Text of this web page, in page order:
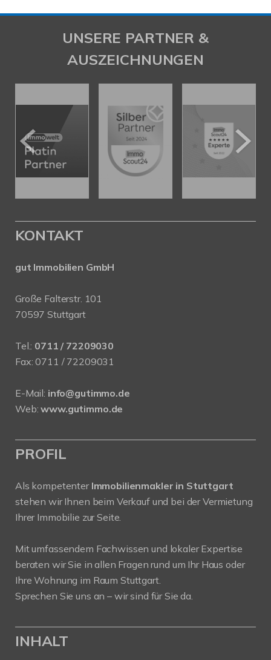
UNSERE PARTNER &
AUSZEICHNUNGEN
KONTAKT
gut Immobilien GmbH
Große Falterstr. 101
70597 Stuttgart
Tel.: 0711 / 72209030
Fax: 0711 / 72209031
E-Mail: info@gutimmo.de
Web:www.gutimmo.de
PROFIL
Als kompetenter Immobilienmakler in Stuttgart
stehen wir Ihnen beim Verkauf und bei der Vermietung
Ihrer Immobilie zur Seite.
Mit umfassendem Fachwissen und lokaler Expertise
beraten wir Sie in allen Fragen rund um Ihr Haus oder
Ihre Wohnung im Raum Stuttgart.
Sprechen Sie uns an – wir sind für Sie da.
INHALT